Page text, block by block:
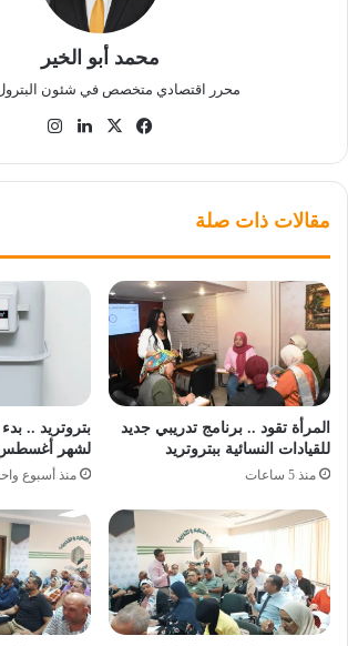
محمد أبو الخير
محرر اقتصادي متخصص في شئون البترول
فيسبوك
‫X لينكدإن
مقالات ذات صلة
المرأة تقود .. برنامج تدريبي جديد
للقيادات النسائية ببتروتريد
منذ 5 ساعات
بتروتريد ..
لشهر أغسطس
منذ أسبوع